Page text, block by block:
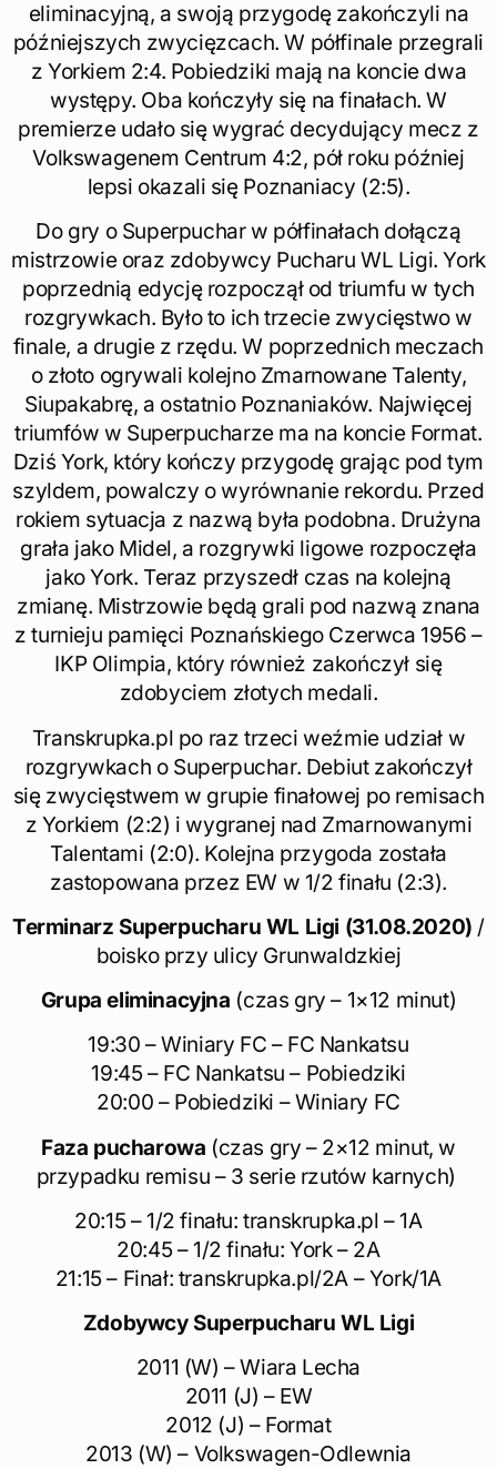
eliminacyjną, a swoją przygodę zakończyli na
późniejszych zwycięzcach. W półfinale przegrali
z Yorkiem 2:4. Pobiedziki mają na koncie dwa
występy. Oba kończyły się na finałach. W
premierze udało się wygrać decydujący mecz z
Volkswagenem Centrum 4:2, pół roku później
lepsi okazali się Poznaniacy (2:5).
Do gry o Superpuchar w półfinałach dołączą
mistrzowie oraz zdobywcy Pucharu WL Ligi. York
poprzednią edycję rozpoczął od triumfu w tych
rozgrywkach. Było to ich trzecie zwycięstwo w
finale, a drugie z rzędu. W poprzednich meczach
o złoto ogrywali kolejno Zmarnowane Talenty,
Siupakabrę, a ostatnio Poznaniaków. Najwięcej
triumfów w Superpucharze ma na koncie Format.
Dziś York, który kończy przygodę grając pod tym
szyldem, powalczy o wyrównanie rekordu. Przed
rokiem sytuacja z nazwą była podobna. Drużyna
grała jako Midel, a rozgrywki ligowe rozpoczęła
jako York. Teraz przyszedł czas na kolejną
zmianę. Mistrzowie będą grali pod nazwą znana
z turnieju pamięci Poznańskiego Czerwca 1956 –
IKP Olimpia, który również zakończył się
zdobyciem złotych medali.
Transkrupka.pl po raz trzeci weźmie udział w
rozgrywkach o Superpuchar. Debiut zakończył
się zwycięstwem w grupie finałowej po remisach
z Yorkiem (2:2) i wygranej nad Zmarnowanymi
Talentami (2:0). Kolejna przygoda została
zastopowana przez EW w 1/2 finału (2:3).
Terminarz Superpucharu WL Ligi (31.08.2020) /
boisko przy ulicy Grunwaldzkiej
Grupa eliminacyjna (czas gry – 1×12 minut)
19:30 – Winiary FC – FC Nankatsu
19:45 – FC Nankatsu – Pobiedziki
20:00 – Pobiedziki – Winiary FC
Faza pucharowa (czas gry – 2×12 minut, w
przypadku remisu – 3 serie rzutów karnych)
20:15 – 1/2 finału: transkrupka.pl – 1A
20:45 – 1/2 finału: York – 2A
21:15 – Finał: transkrupka.pl/2A – York/1A
Zdobywcy Superpucharu WL Ligi
2011 (W) – Wiara Lecha
2011 (J) – EW
2012 (J) – Format
2013 (W) – Volkswagen-Odlewnia